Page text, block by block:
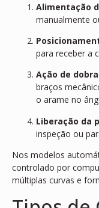
Alimentação
manualmente
para receber a
Ação de
braços
o arame no
Liberação da
inspeção ou
Nos modelos
controlado por
múltiplas curvas e